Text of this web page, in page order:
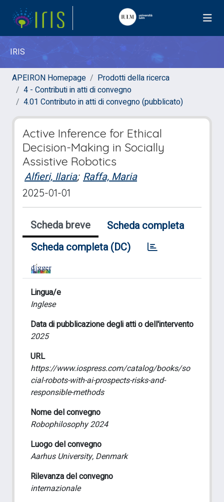
IRIS
APEIRON Homepage
Prodotti della ricerca
4 - Contributi in atti di convegno
4.01 Contributo in atti di convegno (pubblicato)
Active Inference for Ethical
Decision-Making in Socially
Assistive Robotics
Alfieri, Ilaria; Raffa, Maria
2025-01-01
Scheda breve
Scheda completa
Scheda completa (DC)
Lingua/e
Inglese
Data di pubblicazione degli atti o dell'intervento
2025
URL
https://www.iospress.com/catalog/books/so
cial-robots-with-ai-prospects-risks-and-
responsible-methods
Nome del convegno
Robophilosophy 2024
Luogo del convegno
Aarhus University, Denmark
Rilevanza del convegno
internazionale